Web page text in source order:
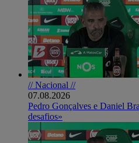
// Nacional //
07.08.2026
Pedro Gonçalves e Daniel
desafios»